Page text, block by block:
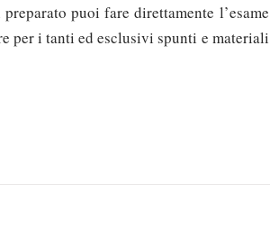
puoi fare direttamente l’esame
per i tanti ed esclusivi spunti e materiali